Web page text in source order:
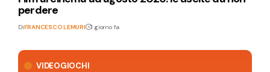
VIDEOGIOCHI
perdere
DiFRANCESCO LEMURI 1 giorno fa